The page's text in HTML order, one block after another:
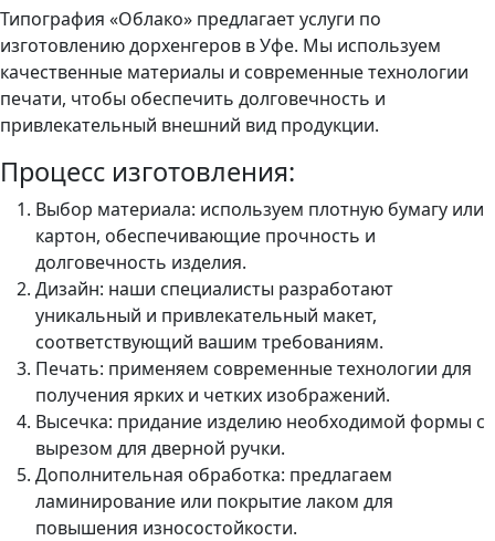
Типография «Облако» предлагает услуги по
изготовлению дорхенгеров в Уфе. Мы используем
качественные материалы и современные технологии
печати, чтобы обеспечить долговечность и
привлекательный внешний вид продукции.
Процесс изготовления:
Выбор материала: используем плотную бумагу или
картон, обеспечивающие прочность и
долговечность изделия.
Дизайн: наши специалисты разработают
уникальный и привлекательный макет,
соответствующий вашим требованиям.
Печать: применяем современные технологии для
получения ярких и четких изображений.
Высечка: придание изделию необходимой формы с
вырезом для дверной ручки.
Дополнительная обработка: предлагаем
ламинирование или покрытие лаком для
повышения износостойкости.